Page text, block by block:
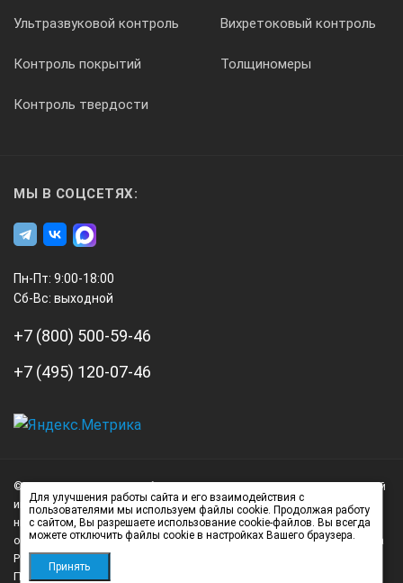
установочное кольцо
установочное кольцо
3707700030
3
3707700035
Ультразвуковой контроль Вихретоковый контроль
Контроль покрытий Толщиномеры
Контроль твердости
МЫ В СОЦСЕТЯХ:
Пн-Пт: 9:00-18:00
Сб-Вс: выходной
+7 (800) 500-59-46
+7 (495) 120-07-46
Нагорный
проезд
д.7
стр.
© 2026 А3 Инжиниринг Обращаем Ваше внимание на то, что данный
интернет-сайт носит исключительно информационный характер и
ни при каких условиях не является публичной офертой,
определяемой положениями статьи 437 (2) Гражданского кодекса
Российской Федерации.
Политика обработки персональных данных
Для улучшения работы сайта и его взаимодействия с
пользователями мы используем файлы cookie. Продолжая работу
с сайтом, Вы разрешаете использование cookie-файлов. Вы всегда
можете отключить файлы cookie в настройках Вашего браузера.
Принять